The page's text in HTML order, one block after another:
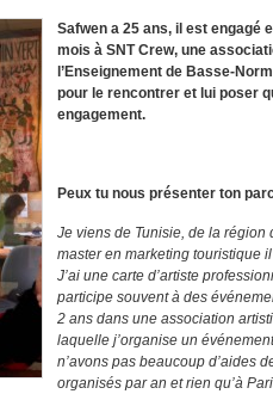
Safwen a 25 ans, il est engagé
mois à SNT Crew, une
l’Enseignement de Basse-
pour le rencontrer et lui poser
engagement.
Peux tu nous présenter ton
Je viens de Tunisie, de la région
master en marketing touristique
J’ai une carte d’artiste
participe souvent à des
2 ans dans une association
laquelle j’organise un
n’avons pas beaucoup d’aides
organisés par an et rien qu’à